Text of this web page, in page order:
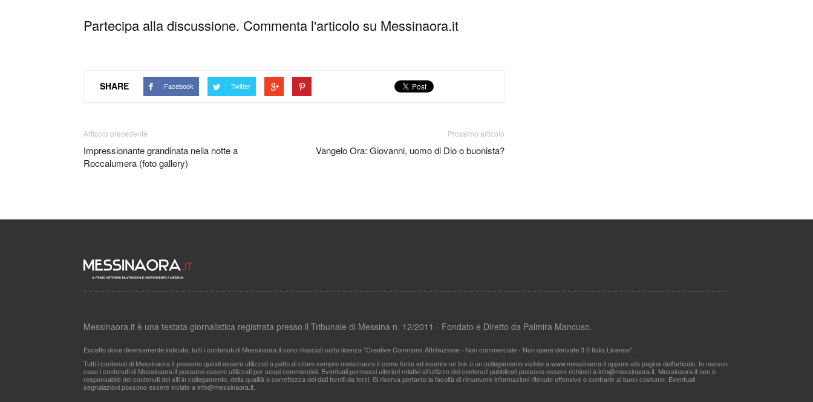
Partecipa alla discussione. Commenta l'articolo su Messinaora.it
SHARE Facebook Twitter
Articolo precedente
Impressionante grandinata nella notte a
Roccalumera (foto gallery)
Prossimo articolo
Vangelo Ora: Giovanni, uomo di Dio o buonista?
Messinaora.it è una testata giornalistica registrata presso il Tribunale di Messina n. 12/2011 - Fondato e Diretto da Palmira Mancuso.
Eccetto dove diversamente indicato, tutti i contenuti di Messinaora.it sono rilasciati sotto licenza "Creative Commons Attribuzione - Non commerciale - Non opere derivate 3.0 Italia License".
Tutti i contenuti di Messinaora.it possono quindi essere utilizzati a patto di citare sempre messinaora.it come fonte ed inserire un link o un collegamento visibile a www.messinaora.it oppure alla pagina dell'articolo. In nessun
caso i contenuti di Messinaora.it possono essere utilizzati per scopi commerciali. Eventuali permessi ulteriori relativi all'utilizzo dei contenuti pubblicati possono essere richiesti ainfo@messinaora.it . Messinaora.it non è
responsabile dei contenuti dei siti in collegamento, della qualità o correttezza dei dati forniti da terzi. Si riserva pertanto la facoltà di rimuovere informazioni ritenute offensive o contrarie al buon costume. Eventuali
segnalazioni possono essere inviate ainfo@messinaora.it